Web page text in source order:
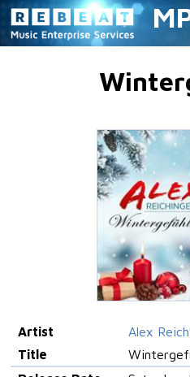
Artist
Alex
Title